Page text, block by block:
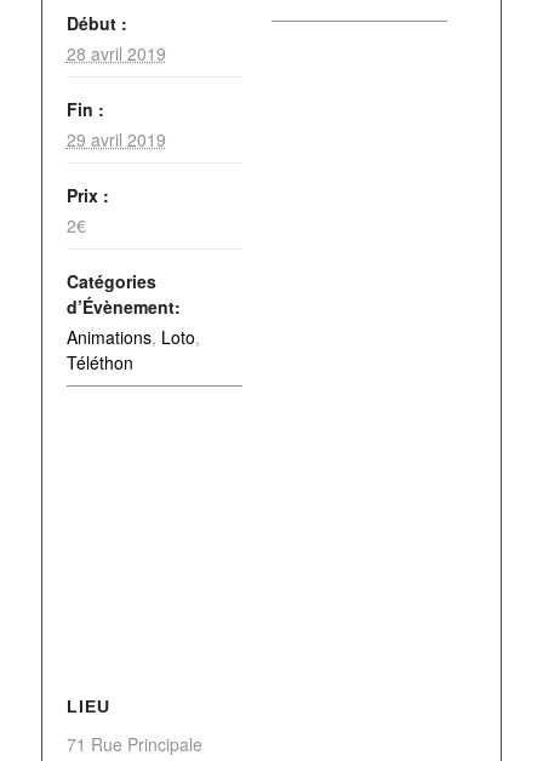
Début :
28 avril 2019
Fin :
29 avril 2019
Prix :
2€
Catégories
d’Évènement:
Animations, Loto,
Téléthon
LIEU
71 Rue Principale